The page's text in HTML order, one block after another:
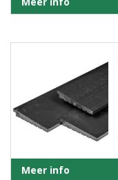
Meer info